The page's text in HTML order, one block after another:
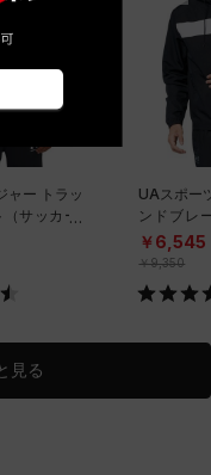
ャー トラッ
サッカー/
UAスポー
ンドブレ
ニング/
￥6,545
￥9,350
見る